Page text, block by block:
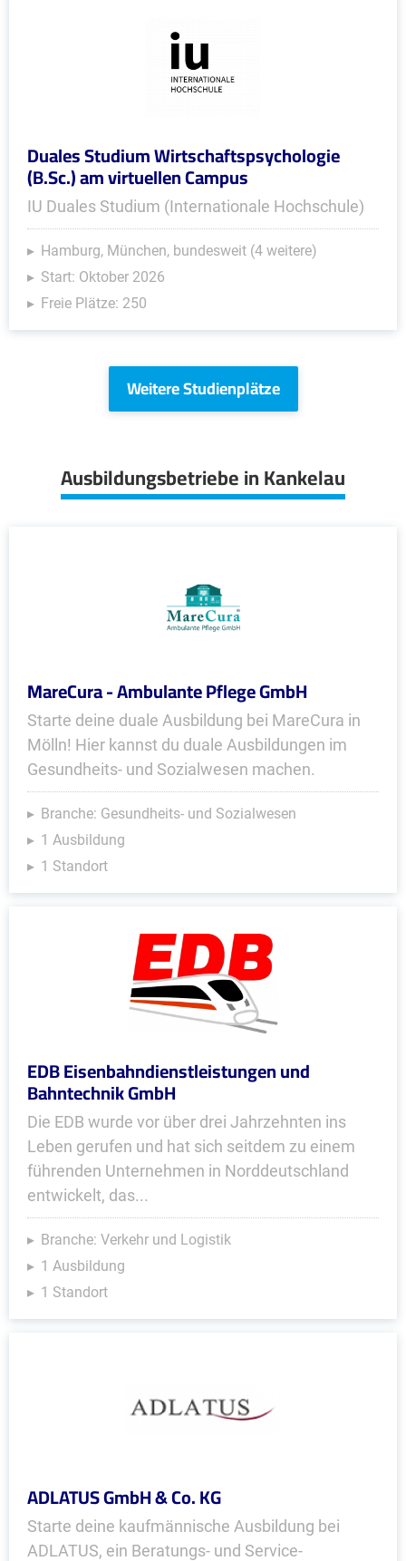
Duales Studium Wirtschaftspsychologie
(B.Sc.) am virtuellen Campus
IU Duales Studium (Internationale Hochschule)
Hamburg, München, bundesweit (4 weitere)
Start: Oktober 2026
Freie Plätze: 250
Weitere Studienplätze
Ausbildungsbetriebe in Kankelau
MareCura - Ambulante Pflege GmbH
Starte deine duale Ausbildung bei MareCura in
Mölln! Hier kannst du duale Ausbildungen im
Gesundheits- und Sozialwesen machen.
Branche: Gesundheits- und Sozialwesen
1 Ausbildung
1 Standort
EDB Eisenbahndienstleistungen und
Bahntechnik GmbH
Die EDB wurde vor über drei Jahrzehnten ins
Leben gerufen und hat sich seitdem zu einem
führenden Unternehmen in Norddeutschland
entwickelt, das...
Branche: Verkehr und Logistik
1 Ausbildung
1 Standort
ADLATUS GmbH & Co. KG
Starte deine kaufmännische Ausbildung bei
ADLATUS, ein Beratungs- und Service­